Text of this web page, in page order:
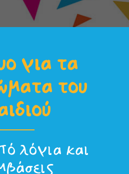
για τα
του
λόγια και